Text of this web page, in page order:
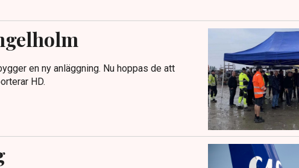
en ny anläggning. Nu hoppas de att
HD.